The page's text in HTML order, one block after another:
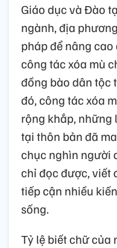
Giáo dục và Đào
ngành, địa
pháp để nâng
công tác xóa mù
đồng bào dân tộc
đó, công tác xóa
rộng khắp, những
tại thôn bản đã
chục nghìn người
chỉ đọc được, viết
tiếp cận nhiều
sống.
Tỷ lệ biết chữ của